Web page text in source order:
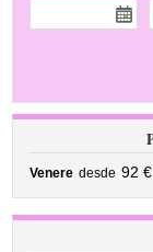
Venere desde 92 €